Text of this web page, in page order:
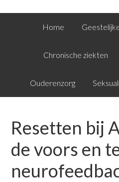
Home
Chronische ziekten
Ouderenzorg
Resetten bij
de voors en